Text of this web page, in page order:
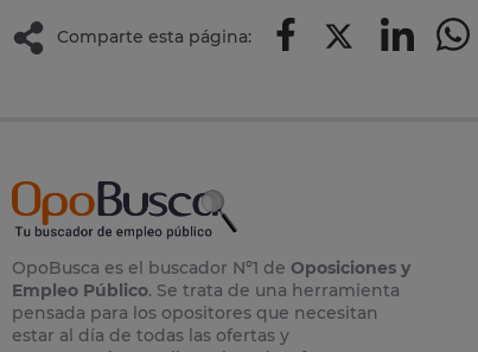
Comparte esta página:
OpoBusca es el buscador Nº1 de Oposiciones y
Empleo Público. Se trata de una herramienta
pensada para los opositores que necesitan
estar al día de todas las ofertas y